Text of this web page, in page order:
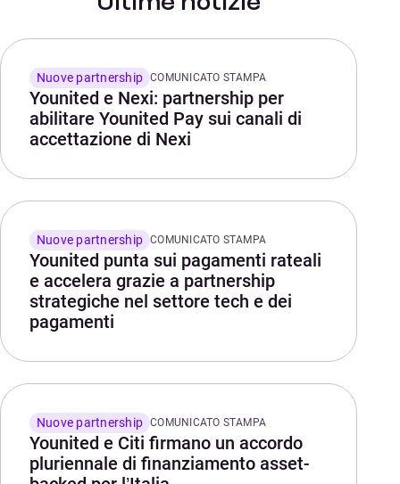
Nuove partnership COMUNICATO STAMPA
Younited e Nexi: partnership per
abilitare Younited Pay sui canali di
accettazione di Nexi
Nuove partnership COMUNICATO STAMPA
Younited punta sui pagamenti rateali
e accelera grazie a partnership
strategiche nel settore tech e dei
pagamenti
Nuove partnership COMUNICATO STAMPA
Younited e Citi firmano un accordo
pluriennale di finanziamento asset-